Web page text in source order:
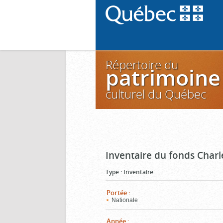
Répertoire du
patrimoine
culturel du Québec
Inventaire du fonds
Type : Inventaire
Portée :
Nationale